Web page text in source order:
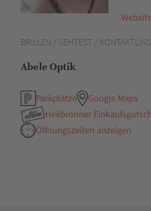
BRILLEN / SEHTEST /
Abele Optik
Parkplätze
Google Maps
Heilbronner
Öffnungszeiten anzeigen
Website